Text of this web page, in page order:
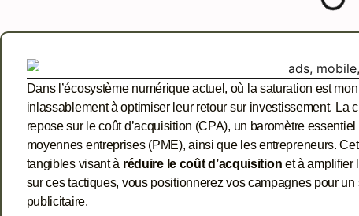
Dans l’écosystème numérique actuel, où la saturation est
inlassablement à optimiser leur retour sur investissement. La
repose sur le coût d’acquisition (CPA), un baromètre
moyennes entreprises (PME), ainsi que les entrepreneurs.
tangibles visant à réduire le coût d’acquisition et à amplifier
sur ces tactiques, vous positionnerez vos campagnes pour
publicitaire.